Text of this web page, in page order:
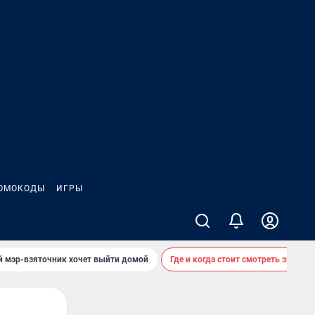
ИГРЫ
мэр-взяточник хочет выйти домой Где и когда стоит смотреть